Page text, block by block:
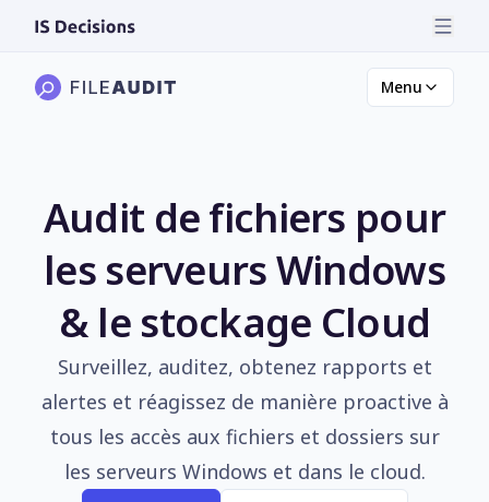
Menu
Audit de fichiers pour
les serveurs Windows
& le stockage Cloud
Surveillez, auditez, obtenez rapports et
alertes et réagissez de manière proactive à
tous les accès aux fichiers et dossiers sur
les serveurs Windows et dans le cloud.